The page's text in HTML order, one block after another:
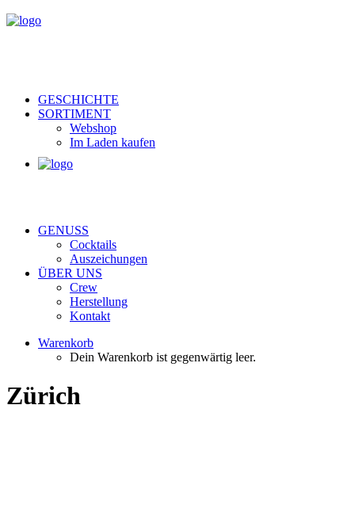
GESCHICHTE
SORTIMENT
Webshop
Im Laden kaufen
GENUSS
Cocktails
Auszeichungen
ÜBER UNS
Crew
Herstellung
Kontakt
Warenkorb
Dein Warenkorb ist gegenwärtig leer.
Zürich